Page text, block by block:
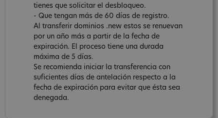
tienes que solicitar el desbloqueo.
- Que tengan más de 60 días de registro.
Al transferir dominios .new estos se renuevan
por un año más a partir de la fecha de
expiración. El proceso tiene una durada
máxima de 5 días.
Se recomienda iniciar la transferencia con
suficientes días de antelación respecto a la
fecha de expiración para evitar que ésta sea
denegada.